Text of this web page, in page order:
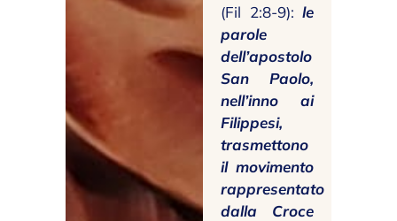
(Fil 2:8-9): le
parole
dell’apostolo
San Paolo,
nell’inno ai
Filippesi,
trasmettono
il movimento
rappresentato
dalla Croce